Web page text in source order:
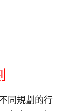
同規劃的行